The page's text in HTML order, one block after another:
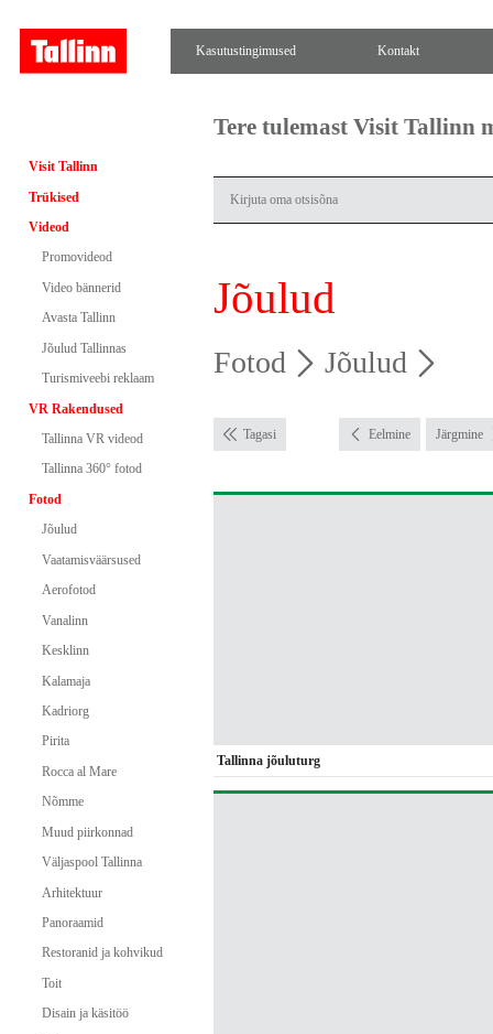
Kasutustingimused Kontakt
Visit Tallinn
Trükised
Videod
Promovideod
Video bännerid
Avasta Tallinn
Jõulud Tallinnas
Turismiveebi reklaam
VR Rakendused
Tallinna VR videod
Tallinna 360° fotod
Fotod
Jõulud
Vaatamisväärsused
Aerofotod
Vanalinn
Kesklinn
Kalamaja
Kadriorg
Pirita
Rocca al Mare
Nõmme
Muud piirkonnad
Väljaspool Tallinna
Arhitektuur
Panoraamid
Restoranid ja kohvikud
Toit
Disain ja käsitöö
Tere tulemast Visit Tallinn
Jõulud
Fotod Jõulud
Tagasi Eelmine Järgmine
Tallinna jõuluturg